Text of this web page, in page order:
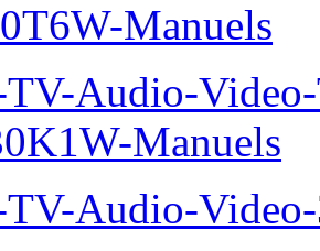
Manuels
TV-Audio-
Manuels
TV-Audio-